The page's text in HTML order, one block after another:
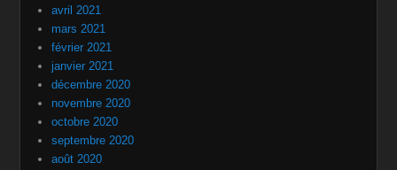
avril 2021
mars 2021
février 2021
janvier 2021
décembre 2020
novembre 2020
octobre 2020
septembre 2020
août 2020